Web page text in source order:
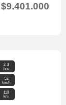
$9.401.000
2-3
hrs
52
km/h
110
km